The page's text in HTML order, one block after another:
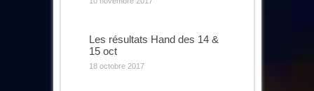
Les résultats Hand des 14 &
15 oct
18 octobre 2017